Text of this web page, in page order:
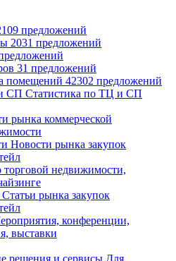
предложений
2031 предложений
31 предложений
помещений 42302 предложений
СП Статистика по ТЦ и СП
рынка коммерческой
Новости рынка закупок
торговой недвижимости,
Статьи рынка закупок
конференции,
выставки
решения и сервисы Для